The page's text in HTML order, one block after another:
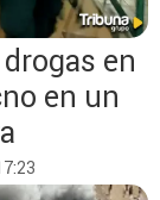
en
en un